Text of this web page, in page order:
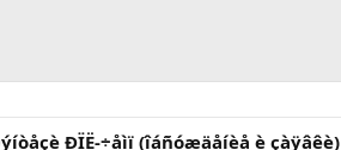
ÐÏË-÷åìï (îáñóæäåíèå è çàÿâêè)